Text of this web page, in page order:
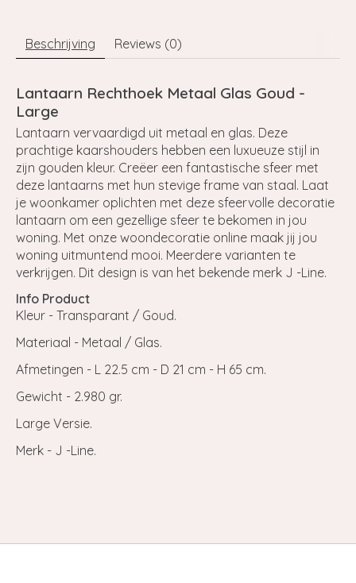
Beschrijving Reviews (0)
Lantaarn Rechthoek Metaal Glas Goud -
Large
Lantaarn vervaardigd uit metaal en glas. Deze
prachtige kaarshouders hebben een luxueuze stijl in
zijn gouden kleur. Creëer een fantastische sfeer met
deze lantaarns met hun stevige frame van staal. Laat
je woonkamer oplichten met deze sfeervolle decoratie
lantaarn om een gezellige sfeer te bekomen in jou
woning. Met onze woondecoratie online maak jij jou
woning uitmuntend mooi. Meerdere varianten te
verkrijgen. Dit design is van het bekende merk J -Line.
Info Product
Kleur - Transparant / Goud.
Materiaal - Metaal / Glas.
Afmetingen - L 22.5 cm - D 21 cm - H 65 cm.
Gewicht - 2.980 gr.
Large Versie.
Merk - J -Line.